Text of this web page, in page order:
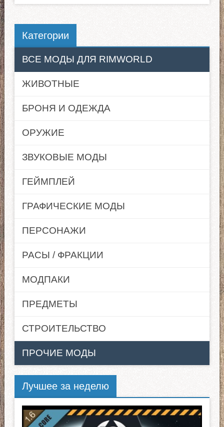
Категории
ВСЕ МОДЫ ДЛЯ RIMWORLD
ЖИВОТНЫЕ
БРОНЯ И ОДЕЖДА
ОРУЖИЕ
ЗВУКОВЫЕ МОДЫ
ГЕЙМПЛЕЙ
ГРАФИЧЕСКИЕ МОДЫ
ПЕРСОНАЖИ
РАСЫ / ФРАКЦИИ
МОДПАКИ
ПРЕДМЕТЫ
СТРОИТЕЛЬСТВО
ПРОЧИЕ МОДЫ
Лучшее за неделю